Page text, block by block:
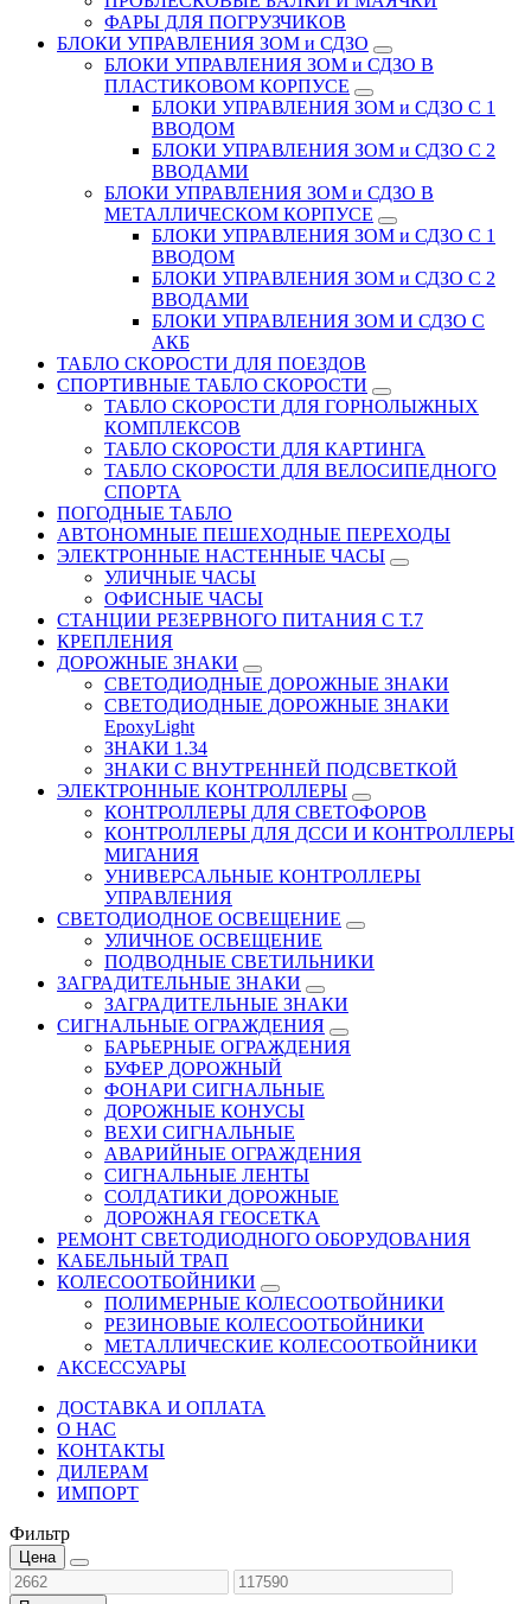
ФАРЫ ДЛЯ ПОГРУЗЧИКОВ
БЛОКИ УПРАВЛЕНИЯ ЗОМ и СДЗО
БЛОКИ УПРАВЛЕНИЯ ЗОМ и СДЗО В
ПЛАСТИКОВОМ КОРПУСЕ
БЛОКИ УПРАВЛЕНИЯ ЗОМ и СДЗО С 1
ВВОДОМ
БЛОКИ УПРАВЛЕНИЯ ЗОМ и СДЗО С 2
ВВОДАМИ
БЛОКИ УПРАВЛЕНИЯ ЗОМ и СДЗО В
МЕТАЛЛИЧЕСКОМ КОРПУСЕ
БЛОКИ УПРАВЛЕНИЯ ЗОМ и СДЗО С 1
ВВОДОМ
БЛОКИ УПРАВЛЕНИЯ ЗОМ и СДЗО С 2
ВВОДАМИ
БЛОКИ УПРАВЛЕНИЯ ЗОМ И СДЗО С
АКБ
ТАБЛО СКОРОСТИ ДЛЯ ПОЕЗДОВ
СПОРТИВНЫЕ ТАБЛО СКОРОСТИ
ТАБЛО СКОРОСТИ ДЛЯ ГОРНОЛЫЖНЫХ
КОМПЛЕКСОВ
ТАБЛО СКОРОСТИ ДЛЯ КАРТИНГА
ТАБЛО СКОРОСТИ ДЛЯ ВЕЛОСИПЕДНОГО
СПОРТА
ПОГОДНЫЕ ТАБЛО
АВТОНОМНЫЕ ПЕШЕХОДНЫЕ ПЕРЕХОДЫ
ЭЛЕКТРОННЫЕ НАСТЕННЫЕ ЧАСЫ
УЛИЧНЫЕ ЧАСЫ
ОФИСНЫЕ ЧАСЫ
СТАНЦИИ РЕЗЕРВНОГО ПИТАНИЯ С Т.7
КРЕПЛЕНИЯ
ДОРОЖНЫЕ ЗНАКИ
СВЕТОДИОДНЫЕ ДОРОЖНЫЕ ЗНАКИ
СВЕТОДИОДНЫЕ ДОРОЖНЫЕ ЗНАКИ
EpoxyLight
ЗНАКИ 1.34
ЗНАКИ С ВНУТРЕННЕЙ ПОДСВЕТКОЙ
ЭЛЕКТРОННЫЕ КОНТРОЛЛЕРЫ
КОНТРОЛЛЕРЫ ДЛЯ СВЕТОФОРОВ
КОНТРОЛЛЕРЫ ДЛЯ ДССИ И КОНТРОЛЛЕРЫ
МИГАНИЯ
УНИВЕРСАЛЬНЫЕ КОНТРОЛЛЕРЫ
УПРАВЛЕНИЯ
СВЕТОДИОДНОЕ ОСВЕЩЕНИЕ
УЛИЧНОЕ ОСВЕЩЕНИЕ
ПОДВОДНЫЕ СВЕТИЛЬНИКИ
ЗАГРАДИТЕЛЬНЫЕ ЗНАКИ
ЗАГРАДИТЕЛЬНЫЕ ЗНАКИ
СИГНАЛЬНЫЕ ОГРАЖДЕНИЯ
БАРЬЕРНЫЕ ОГРАЖДЕНИЯ
БУФЕР ДОРОЖНЫЙ
ФОНАРИ СИГНАЛЬНЫЕ
ДОРОЖНЫЕ КОНУСЫ
ВЕХИ СИГНАЛЬНЫЕ
АВАРИЙНЫЕ ОГРАЖДЕНИЯ
СИГНАЛЬНЫЕ ЛЕНТЫ
СОЛДАТИКИ ДОРОЖНЫЕ
ДОРОЖНАЯ ГЕОСЕТКА
РЕМОНТ СВЕТОДИОДНОГО ОБОРУДОВАНИЯ
КАБЕЛЬНЫЙ ТРАП
КОЛЕСООТБОЙНИКИ
ПОЛИМЕРНЫЕ КОЛЕСООТБОЙНИКИ
РЕЗИНОВЫЕ КОЛЕСООТБОЙНИКИ
МЕТАЛЛИЧЕСКИЕ КОЛЕСООТБОЙНИКИ
АКСЕССУАРЫ
ДОСТАВКА И ОПЛАТА
О НАС
КОНТАКТЫ
ДИЛЕРАМ
ИМПОРТ
Фильтр
Цена